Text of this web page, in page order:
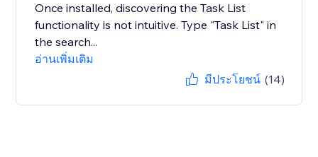
Once installed, discovering the Task List
functionality is not intuitive. Type "Task List" in
the search...
อ่านเพิ่มเติม
มีประโยชน์ (14)